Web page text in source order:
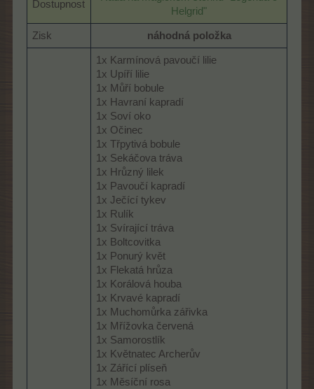
Dostupnost
Helgrid"
Zisk náhodná položka
1x Karmínová pavoučí lilie
1x Upíří lilie
1x Můří bobule
1x Havraní kapradí
1x Soví oko
1x Očinec
1x Třpytivá bobule
1x Sekáčova tráva
1x Hrůzný lilek
1x Pavoučí kapradí
1x Ječící tykev
1x Rulík
1x Svírající tráva
1x Boltcovitka
1x Ponurý květ
1x Flekatá hrůza
1x Korálová houba
1x Krvavé kapradí
1x Muchomůrka zářivka
1x Mřížovka červená
1x Samorostlík
1x Květnatec Archerův
1x Zářící plíseň
1x Měsíční rosa